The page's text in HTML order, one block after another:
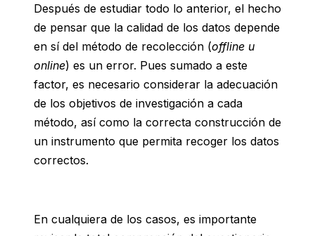
Después de estudiar todo lo anterior, el hecho
de pensar que la calidad de los datos depende
en sí del método de recolección (offline u
online) es un error. Pues sumado a este
factor, es necesario considerar la adecuación
de los objetivos de investigación a cada
método, así como la correcta construcción de
un instrumento que permita recoger los datos
correctos.
En cualquiera de los casos, es importante